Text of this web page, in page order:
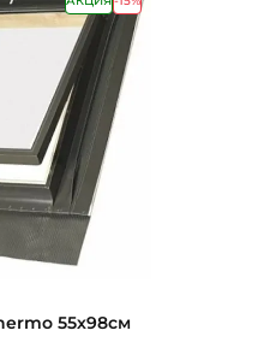
55х98см